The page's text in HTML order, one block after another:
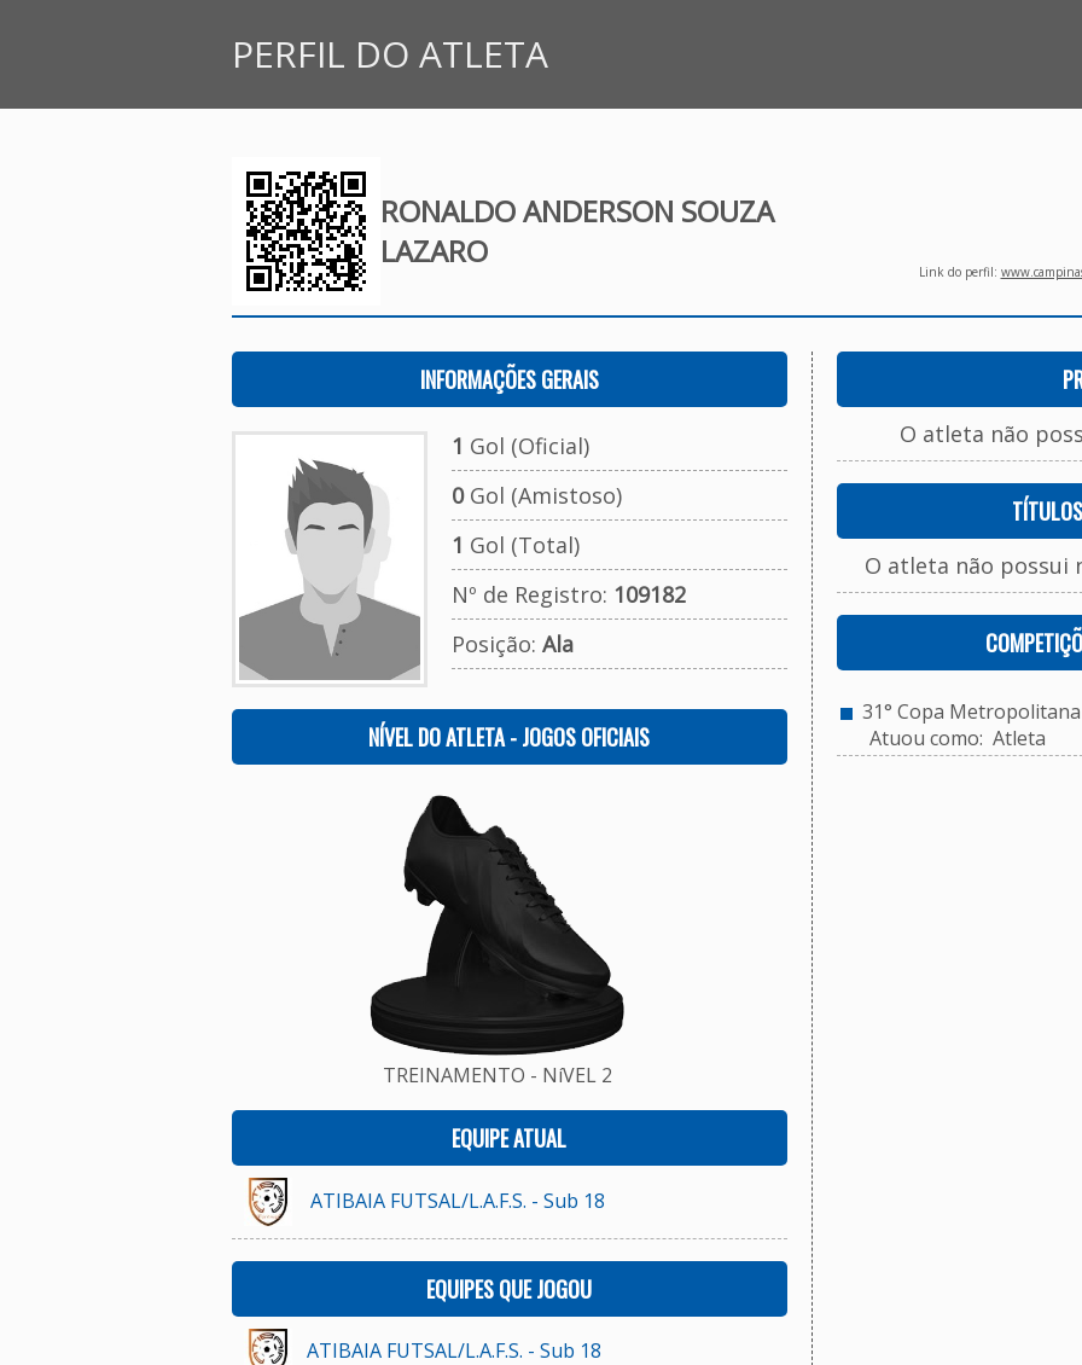
PERFIL DO ATLETA
RONALDO ANDERSON SOUZA
LAZARO
Link do perfil:
INFORMAÇÕES GERAIS
1 Gol (Oficial)
0Gol (Amistoso)
1 Gol (Total)
Nº de Registro: 109182
Posição: Ala
NÍVEL DO ATLETA - JOGOS OFICIAIS
TREINAMENTO - NíVEL 2
EQUIPE ATUAL
ATIBAIA FUTSAL/L.A.F.S. - Sub 18
EQUIPES QUE JOGOU
ATIBAIA FUTSAL/L.A.F.S. - Sub 18
O atleta não
O atleta não possui
31° Copa Metropolitana
Atuou como: Atleta